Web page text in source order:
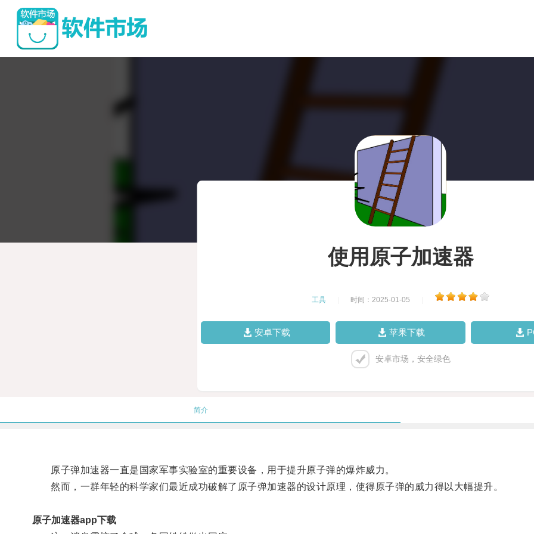
使用原子加速器
工具 时间：2025-01-05
安卓下载 苹果下载
安卓市场，安全绿色
简介
原子弹加速器一直是国家军事实验室的重要设备，用于提升原子弹的爆炸威力。
然而，一群年轻的科学家们最近成功破解了原子弹加速器的设计原理，使得原子弹的威力得以大幅提升。
原子加速器app下载